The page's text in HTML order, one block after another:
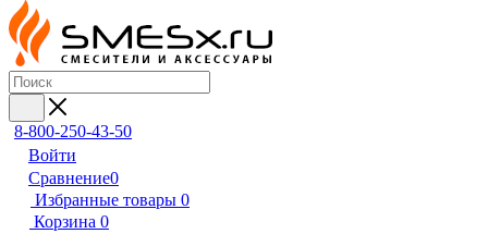
8-800-250-43-50
Войти
Сравнение0
Избранные товары 0
Корзина 0